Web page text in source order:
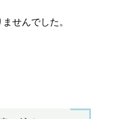
せんでした。